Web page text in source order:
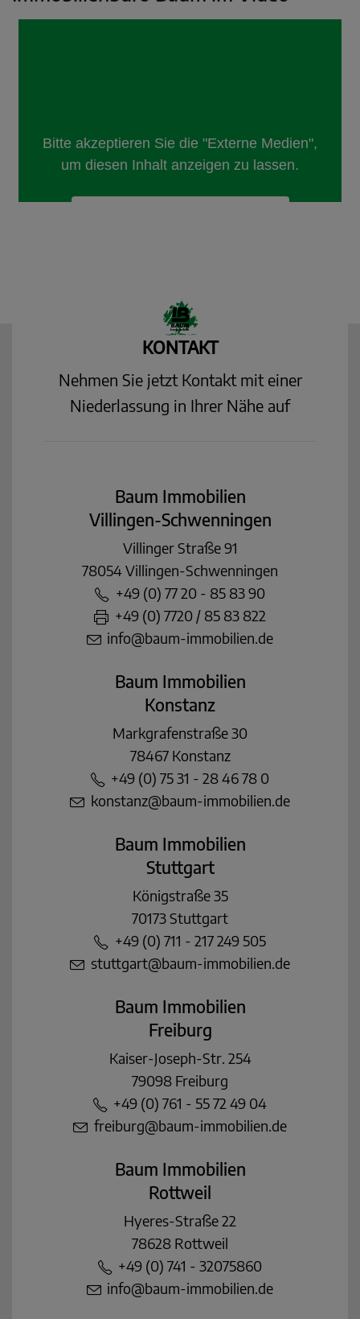
KONTAKT
Nehmen Sie jetzt Kontakt mit einer
Niederlassung in Ihrer Nähe auf
Baum Immobilien
Villingen-Schwenningen
Villinger Straße 91
78054 Villingen-Schwenningen
+49 (0) 77 20 - 85 83 90
+49 (0) 7720 / 85 83 822
info@baum-immobilien.de
Baum Immobilien
Konstanz
Markgrafenstraße 30
78467 Konstanz
+49 (0) 75 31 - 28 46 78 0
konstanz@baum-immobilien.de
Baum Immobilien
Stuttgart
Königstraße 35
70173 Stuttgart
+49 (0) 711 - 217 249 505
stuttgart@baum-immobilien.de
Baum Immobilien
Freiburg
Kaiser-Joseph-Str. 254
79098 Freiburg
+49 (0) 761 - 55 72 49 04
freiburg@baum-immobilien.de
Baum Immobilien
Rottweil
Hyeres-Straße 22
78628 Rottweil
+49 (0) 741 - 32075860
info@baum-immobilien.de